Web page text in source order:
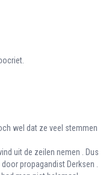
wel dat ze veel stemmen
uit de zeilen nemen . Dus
propagandist Derksen .